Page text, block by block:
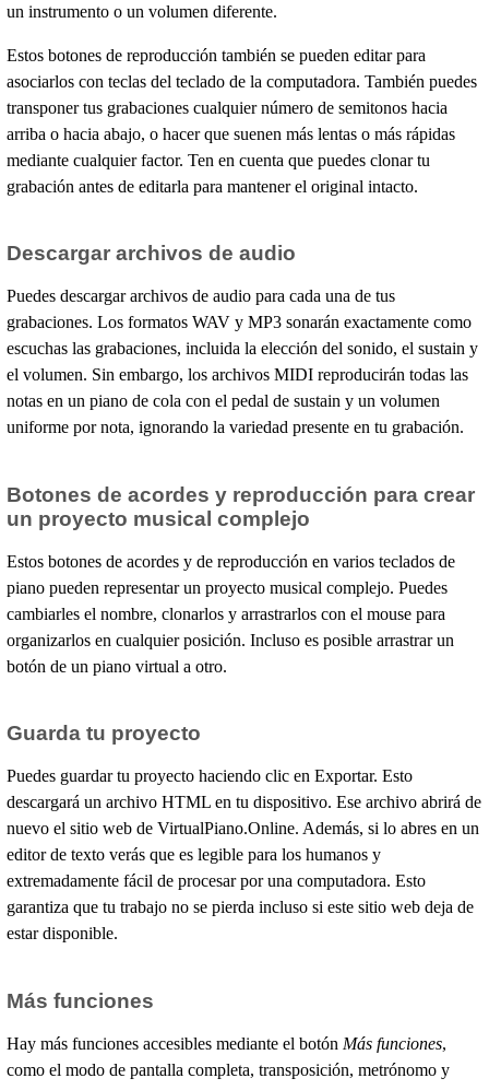
un instrumento o un volumen diferente.
Estos botones de reproducción también se pueden editar para
asociarlos con teclas del teclado de la computadora. También puedes
transponer tus grabaciones cualquier número de semitonos hacia
arriba o hacia abajo, o hacer que suenen más lentas o más rápidas
mediante cualquier factor. Ten en cuenta que puedes clonar tu
grabación antes de editarla para mantener el original intacto.
Descargar archivos de audio
Puedes descargar archivos de audio para cada una de tus
grabaciones. Los formatos WAV y MP3 sonarán exactamente como
escuchas las grabaciones, incluida la elección del sonido, el sustain y
el volumen. Sin embargo, los archivos MIDI reproducirán todas las
notas en un piano de cola con el pedal de sustain y un volumen
uniforme por nota, ignorando la variedad presente en tu grabación.
Botones de acordes y reproducción para crear
un proyecto musical complejo
Estos botones de acordes y de reproducción en varios teclados de
piano pueden representar un proyecto musical complejo. Puedes
cambiarles el nombre, clonarlos y arrastrarlos con el mouse para
organizarlos en cualquier posición. Incluso es posible arrastrar un
botón de un piano virtual a otro.
Guarda tu proyecto
Puedes guardar tu proyecto haciendo clic en Exportar. Esto
descargará un archivo HTML en tu dispositivo. Ese archivo abrirá de
nuevo el sitio web de VirtualPiano.Online. Además, si lo abres en un
editor de texto verás que es legible para los humanos y
extremadamente fácil de procesar por una computadora. Esto
garantiza que tu trabajo no se pierda incluso si este sitio web deja de
estar disponible.
Más funciones
Hay más funciones accesibles mediante el botón Más funciones,
como el modo de pantalla completa, transposición, metrónomo y